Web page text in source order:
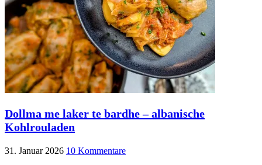
Dollma me laker te bardhe – albanische
Kohlrouladen
31. Januar 2026 10 Kommentare